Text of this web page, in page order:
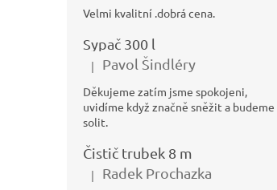
Velmi kvalitní .dobrá cena.
Sypač 300 l
Hodnocení produktu je 5 z 5 hvězdiček.
| Pavol Šindléry
Děkujeme zatím jsme spokojeni,
uvidíme když značně sněžit a budeme
solit.
Čistič trubek 8 m
Hodnocení produktu je 5 z 5 hvězdiček.
| Radek Prochazka